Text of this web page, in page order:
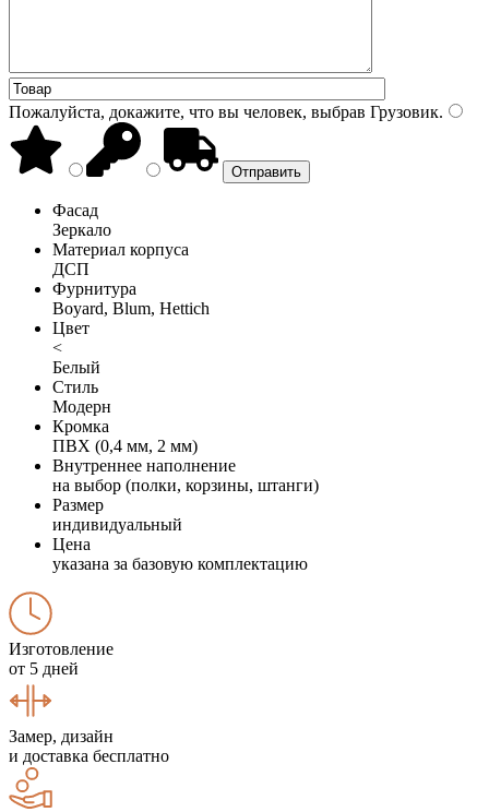
Пожалуйста, докажите, что вы человек, выбрав Грузовик.
Фасад
Зеркало
Материал корпуса
ДСП
Фурнитура
Boyard, Blum, Hettich
Цвет
<
Белый
Стиль
Модерн
Кромка
ПВХ (0,4 мм, 2 мм)
Внутреннее наполнение
на выбор (полки, корзины, штанги)
Размер
индивидуальный
Цена
указана за базовую комплектацию
Изготовление
от 5 дней
Замер, дизайн
и доставка бесплатно